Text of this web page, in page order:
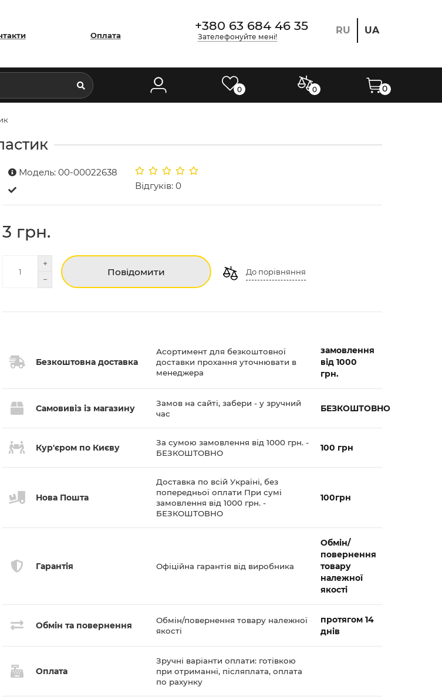
Оплата
+380 63 684 46 35
Зателефонуйте мені!
RU UA
0 0 0
Модель: 00-00022638
Відгуків: 0
3 грн.
Повідомити До порівняння
Безкоштовна доставка
Асортимент для безкоштовної
доставки прохання уточнювати в
менеджера
замовлення
від 1000
грн.
Самовивіз із магазину
Замов на сайті, забери - у зручний
час
БЕЗКОШТОВНО
Кур'єром по Києву
За сумою замовлення від 1000 грн. -
БЕЗКОШТОВНО
100 грн
Нова Пошта
Доставка по всій Україні, без
попередньої оплати При сумі
замовлення від 1000 грн. -
БЕЗКОШТОВНО
100грн
Гарантія Офіційна гарантія від виробника
Обмін/
повернення
товару
належної
якості
Обмін та повернення
Обмін/повернення товару належної
якості
протягом 14
днів
Оплата
Зручні варіанти оплати: готівкою
при отриманні, післяплата, оплата
по рахунку